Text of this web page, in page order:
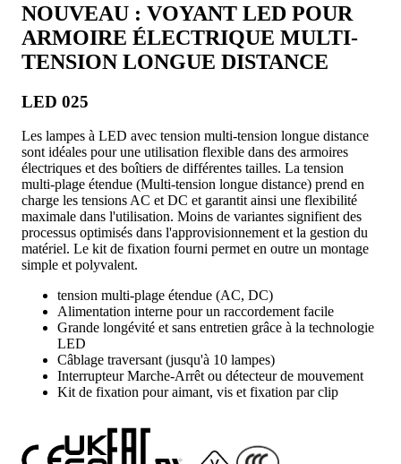
NOUVEAU : VOYANT LED POUR
ARMOIRE ÉLECTRIQUE MULTI-
TENSION LONGUE DISTANCE
LED 025
Les lampes à LED avec tension multi-tension longue distance
sont idéales pour une utilisation flexible dans des armoires
électriques et des boîtiers de différentes tailles. La tension
multi-plage étendue (Multi-tension longue distance) prend en
charge les tensions AC et DC et garantit ainsi une flexibilité
maximale dans l'utilisation. Moins de variantes signifient des
processus optimisés dans l'approvisionnement et la gestion du
matériel. Le kit de fixation fourni permet en outre un montage
simple et polyvalent.
tension multi-plage étendue (AC, DC)
Alimentation interne pour un raccordement facile
Grande longévité et sans entretien grâce à la technologie
LED
Câblage traversant (jusqu'à 10 lampes)
Interrupteur Marche-Arrêt ou détecteur de mouvement
Kit de fixation pour aimant, vis et fixation par clip